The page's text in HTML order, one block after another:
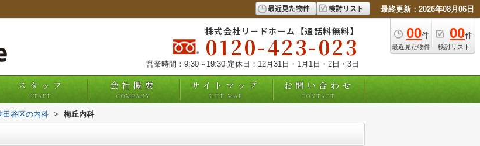
最近見た物件 検討リスト 最終更新：2026年08月06日
00件
最近見た物件
00件
検討リスト
株式会社リードホーム【通話料無料】
0120-423-023
営業時間：9:30～19:30 定休日：12月31日・1月1日・2日・3日
スタッフ
STAFF
会社概要
COMPANY
サイトマップ
SITE MAP
お問い合わせ
CONTACT
田谷区の内科 > 梅丘内科